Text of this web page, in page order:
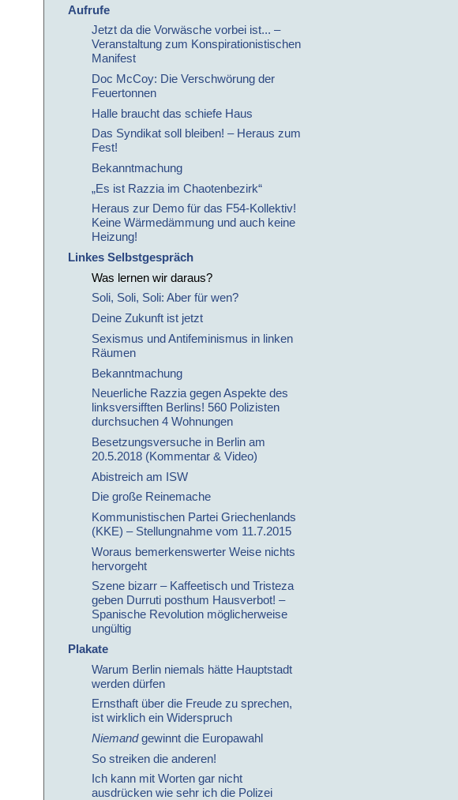
Aufrufe
Jetzt da die Vorwäsche vorbei ist... –
Veranstaltung zum Konspirationistischen
Manifest
Doc McCoy: Die Verschwörung der
Feuertonnen
Halle braucht das schiefe Haus
Das Syndikat soll bleiben! – Heraus zum
Fest!
Bekanntmachung
„Es ist Razzia im Chaotenbezirk“
Heraus zur Demo für das F54-Kollektiv!
Keine Wärmedämmung und auch keine
Heizung!
Linkes Selbstgespräch
Was lernen wir daraus?
Soli, Soli, Soli: Aber für wen?
Deine Zukunft ist jetzt
Sexismus und Antifeminismus in linken
Räumen
Bekanntmachung
Neuerliche Razzia gegen Aspekte des
linksversifften Berlins! 560 Polizisten
durchsuchen 4 Wohnungen
Besetzungsversuche in Berlin am
20.5.2018 (Kommentar & Video)
Abistreich am ISW
Die große Reinemache
Kommunistischen Partei Griechenlands
(KKE) – Stellungnahme vom 11.7.2015
Woraus bemerkenswerter Weise nichts
hervorgeht
Szene bizarr – Kaffeetisch und Tristeza
geben Durruti posthum Hausverbot! –
Spanische Revolution möglicherweise
ungültig
Plakate
Warum Berlin niemals hätte Hauptstadt
werden dürfen
Ernsthaft über die Freude zu sprechen,
ist wirklich ein Widerspruch
Niemandgewinnt die Europawahl
So streiken die anderen!
Ich kann mit Worten gar nicht
ausdrücken wie sehr ich die Polizei